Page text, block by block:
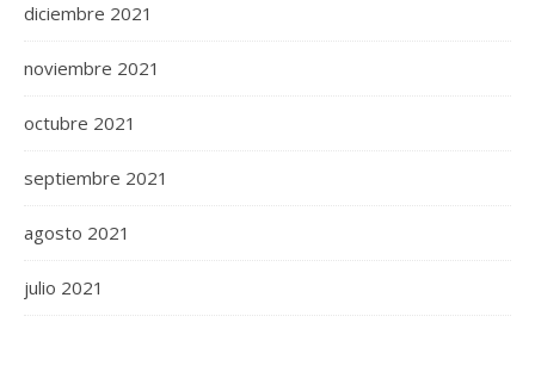
diciembre 2021
noviembre 2021
octubre 2021
septiembre 2021
agosto 2021
julio 2021